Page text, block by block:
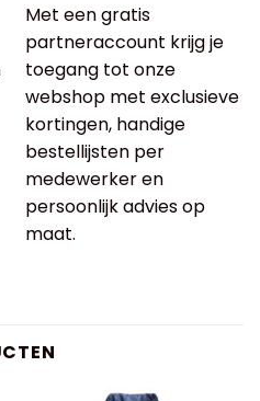
Met een gratis
partneraccount krijg je
toegang tot onze
webshop met exclusieve
kortingen, handige
bestellijsten per
medewerker en
persoonlijk advies op
maat.